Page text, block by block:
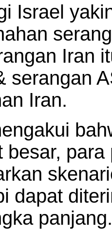
Israel
Iran
serangan
Iran.
besar,
dapat
panjang.